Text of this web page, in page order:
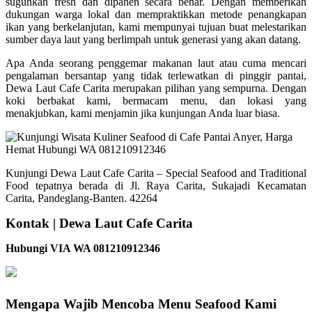
dukungan warga lokal dan mempraktikkan metode penangkapan
ikan yang berkelanjutan, kami mempunyai tujuan buat melestarikan
sumber daya laut yang berlimpah untuk generasi yang akan datang.
Apa Anda seorang penggemar makanan laut atau cuma mencari
pengalaman bersantap yang tidak terlewatkan di pinggir pantai,
Dewa Laut Cafe Carita merupakan pilihan yang sempurna. Dengan
koki berbakat kami, bermacam menu, dan lokasi yang
menakjubkan, kami menjamin jika kunjungan Anda luar biasa.
Kunjungi Dewa Laut Cafe Carita – Special Seafood and Traditional
Food tepatnya berada di Jl. Raya Carita, Sukajadi Kecamatan
Carita, Pandeglang-Banten. 42264
Kontak | Dewa Laut Cafe Carita
Hubungi VIA WA 081210912346
Mengapa Wajib Mencoba Menu Seafood Kami